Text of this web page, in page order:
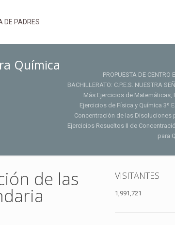
DE PADRES
Química
PROPUESTA DE CENTRO
BACHILLERATO: C.P.E.S. NUESTRA
Más Ejercicios de Matemáticas,
Ejercicios de Física y Química 3º
Concentración de las Disoluciones
Ejercicios Resueltos II de
para
de las VISITANTES
1,991,721